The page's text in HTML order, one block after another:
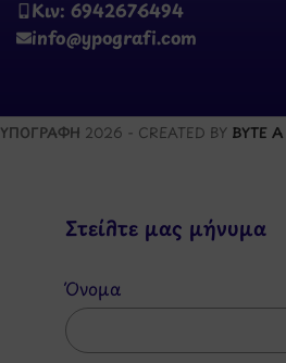
Κιν: 6942676494
info@ypografi.com
ΥΠΟΓΡΑΦΗ 2026 - CREATED BY BYTE
Στείλτε μας μήνυμα
Όνομα